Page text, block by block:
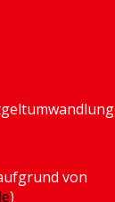
von
)